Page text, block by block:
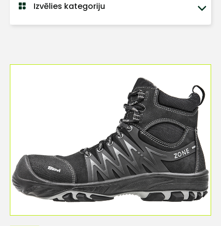
Izvēlies kategoriju